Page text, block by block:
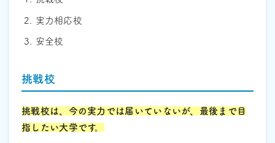
実力相応校
安全校
挑戦校
挑戦校は、今の実力では届いていないが、最後まで目
指したい大学です。